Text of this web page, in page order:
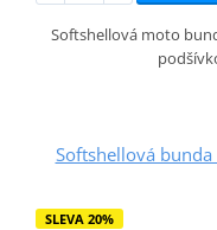
Softshellová moto
Softshellová bunda
SLEVA 20%